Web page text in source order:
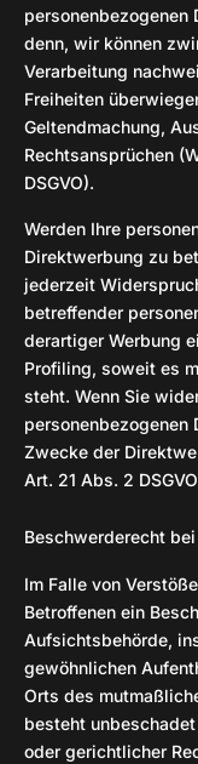
personenbezogenen
denn, wir können
Verarbeitung
Freiheiten
Geltendmachung,
Rechtsansprüchen
DSGVO).
Werden Ihre
Direktwerbung zu
jederzeit
betreffender
derartiger Werbung
Profiling, soweit es
steht. Wenn Sie
personenbezogenen
Zwecke der
Art. 21 Abs. 2
Beschwerderecht
Im Falle von
Betroffenen ein
Aufsichtsbehörde,
gewöhnlichen
Orts des
besteht
oder gerichtlicher